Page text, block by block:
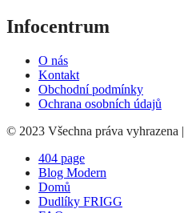
Infocentrum
O nás
Kontakt
Obchodní podmínky
Ochrana osobních údajů
© 2023 Všechna práva vyhrazena |
404 page
Blog Modern
Domů
Dudlíky FRIGG